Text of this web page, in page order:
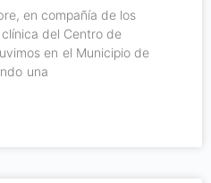
en compañía de los
del Centro de
en el Municipio de
una